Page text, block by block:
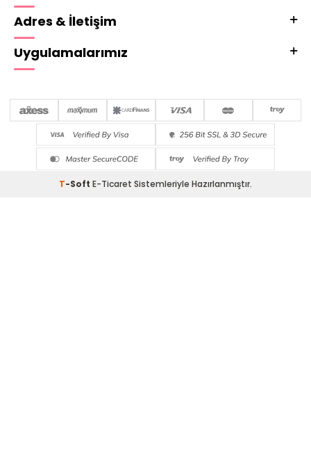
Adres & İletişim
Uygulamalarımız
T-Soft E-Ticaret Sistemleriyle Hazırlanmıştır.